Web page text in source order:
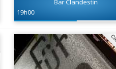
Bar Clandestin
19h00